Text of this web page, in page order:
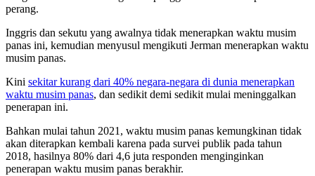
perang.
Inggris dan sekutu yang awalnya tidak menerapkan waktu musim
panas ini, kemudian menyusul mengikuti Jerman menerapkan waktu
musim panas.
Kini sekitar kurang dari 40% negara-negara di dunia menerapkan
waktu musim panas, dan sedikit demi sedikit mulai meninggalkan
penerapan ini.
Bahkan mulai tahun 2021, waktu musim panas kemungkinan tidak
akan diterapkan kembali karena pada survei publik pada tahun
2018, hasilnya 80% dari 4,6 juta responden menginginkan
penerapan waktu musim panas berakhir.